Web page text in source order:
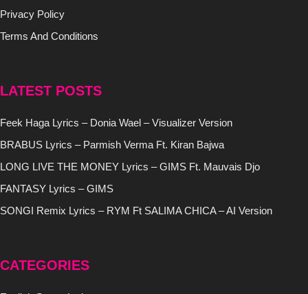
Privacy Policy
Terms And Conditions
LATEST POSTS
Feek Haga Lyrics – Donia Wael – Visualizer Version
BRABUS Lyrics – Parmish Verma Ft. Kiran Bajwa
LONG LIVE THE MONEY Lyrics – GIMS Ft. Mauvais Djo
FANTASY Lyrics – GIMS
SONGI Remix Lyrics – RYM Ft SALIMA CHICA – AI Version
CATEGORIES